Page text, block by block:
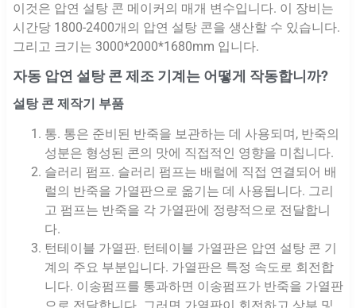
이것은 압연 설탕 콘 메이커의 매개 변수입니다. 이 장비는
시간당 1800-2400개의 압연 설탕 콘을 생산할 수 있습니다.
그리고 크기는 3000*2000*1680mm 입니다.
자동 압연 설탕 콘 제조 기계는 어떻게 작동합니까?
설탕 콘 제작기 부품
통. 통은 준비된 반죽을 보관하는 데 사용되며, 반죽의
성분은 형성된 콘의 맛에 직접적인 영향을 미칩니다.
슬러리 펌프. 슬러리 펌프는 배럴에 직접 연결되어 배
럴의 반죽을 가열판으로 옮기는 데 사용됩니다. 그리
고 펌프는 반죽을 각 가열판에 정량적으로 전달합니
다.
턴테이블 가열판. 턴테이블 가열판은 압연 설탕 콘 기
계의 주요 부분입니다. 가열판은 특정 속도로 회전합
니다. 이송펌프를 통과하면 이송펌프가 반죽을 가열판